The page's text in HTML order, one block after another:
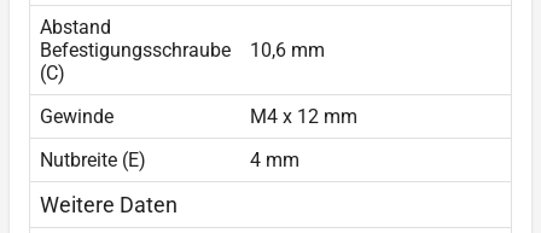
Abstand
Befestigungsschraube
(C)
10,6 mm
Gewinde
M4 x 12 mm
Nutbreite (E)
4 mm
Weitere Daten